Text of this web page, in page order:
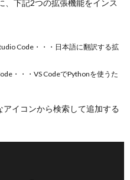
、下記2つの拡張機能をインス
Code・・・日本語に翻訳する拡
・・・VS CodeでPythonを使うた
イコンから検索して追加する